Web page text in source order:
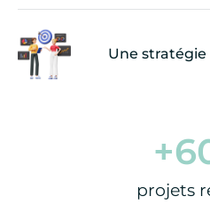
Une
projets
+